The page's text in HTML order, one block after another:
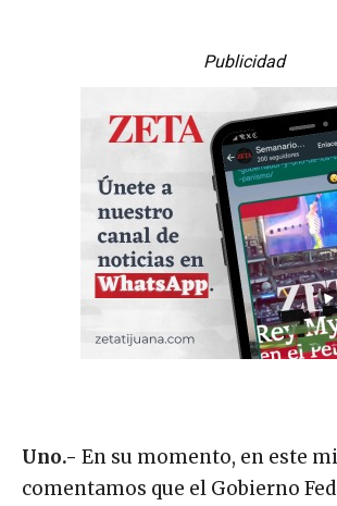
Publicidad
Uno.- En su momento, en este
comentamos que el Gobierno